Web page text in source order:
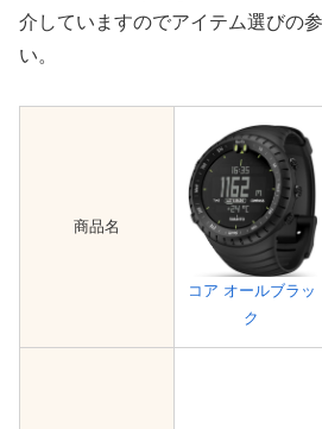
介していますのでアイテム選びの
い。
商品名
コア オールブラッ
ク